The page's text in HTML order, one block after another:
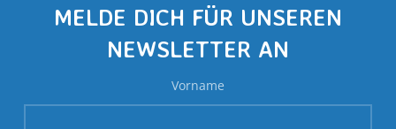
MELDE DICH FÜR UNSEREN
NEWSLETTER AN
Vorname